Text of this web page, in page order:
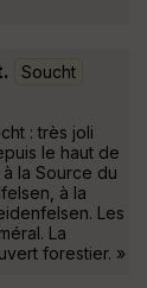
Soucht
: très joli
le haut de
la Source du
à la
Les
La
forestier. »